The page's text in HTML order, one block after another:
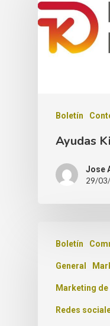
Boletín
Ayudas
Jose
29/
Boletín
General
Marketing
Redes